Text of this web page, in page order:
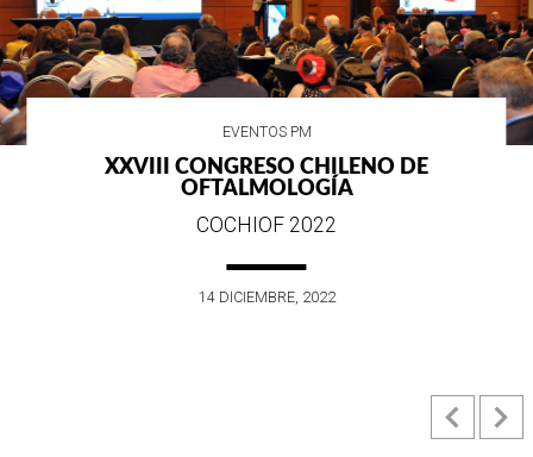
EVENTOS PM
XXVIII CONGRESO CHILENO DE
OFTALMOLOGÍA
COCHIOF 2022
14 DICIEMBRE, 2022